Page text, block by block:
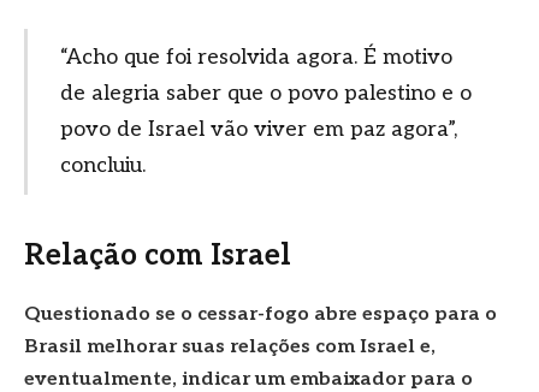
“Acho que foi resolvida agora. É motivo
de alegria saber que o povo palestino e o
povo de Israel vão viver em paz agora”,
concluiu.
Relação com Israel
Questionado se o cessar-fogo abre espaço para o
Brasil melhorar suas relações com Israel e,
eventualmente, indicar um embaixador para o